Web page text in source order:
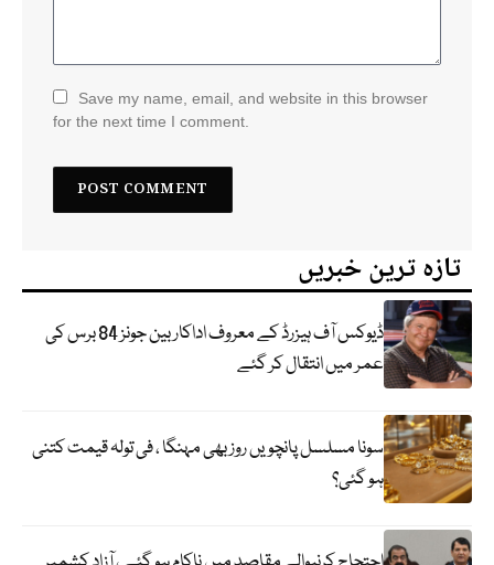
Save my name, email, and website in this browser
for the next time I comment.
تازہ ترین خبریں
ڈیوکس آف ہیزرڈ کے معروف اداکار بین جونز 84 برس کی
عمر میں انتقال کر گئے
سونا مسلسل پانچویں روز بھی مہنگا ، فی تولہ قیمت کتنی
ہو گئی؟